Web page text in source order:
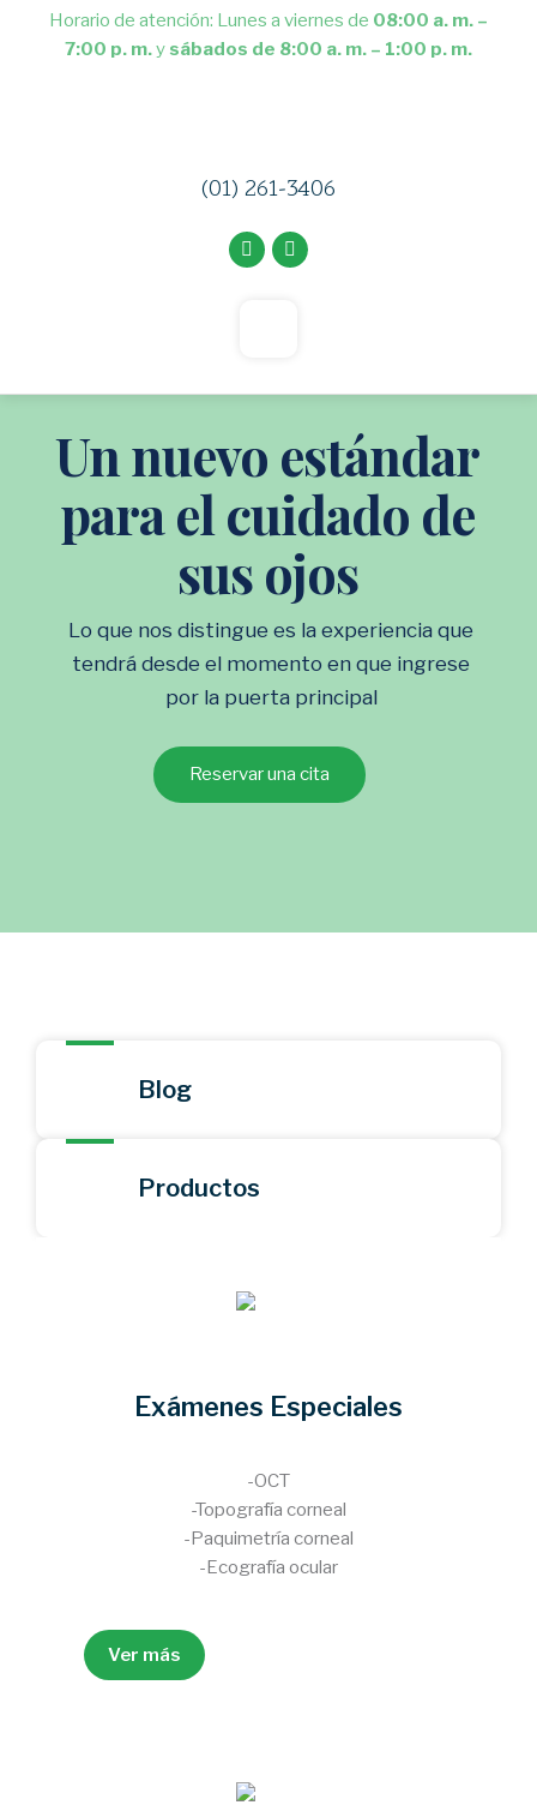
Horario de atención: Lunes a viernes de 08:00 a. m. –
7:00 p. m.y sábados de 8:00 a. m. – 1:00 p. m.
(01) 261-3406
Blog
Productos
Exámenes Especiales
-OCT
-Topografía corneal
-Paquimetría corneal
-Ecografía ocular
Ver más